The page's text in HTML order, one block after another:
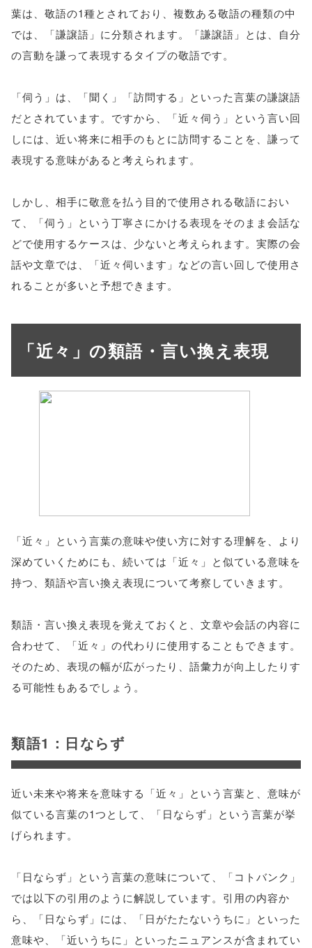
葉は、敬語の1種とされており、複数ある敬語の種類の中
では、「謙譲語」に分類されます。「謙譲語」とは、自分
の言動を謙って表現するタイプの敬語です。
「伺う」は、「聞く」「訪問する」といった言葉の謙譲語
だとされています。ですから、「近々伺う」という言い回
しには、近い将来に相手のもとに訪問することを、謙って
表現する意味があると考えられます。
しかし、相手に敬意を払う目的で使用される敬語におい
て、「伺う」という丁寧さにかける表現をそのまま会話な
どで使用するケースは、少ないと考えられます。実際の会
話や文章では、「近々伺います」などの言い回しで使用さ
れることが多いと予想できます。
「近々」の類語・言い換え表現
「近々」という言葉の意味や使い方に対する理解を、より
深めていくためにも、続いては「近々」と似ている意味を
持つ、類語や言い換え表現について考察していきます。
類語・言い換え表現を覚えておくと、文章や会話の内容に
合わせて、「近々」の代わりに使用することもできます。
そのため、表現の幅が広がったり、語彙力が向上したりす
る可能性もあるでしょう。
類語1：日ならず
近い未来や将来を意味する「近々」という言葉と、意味が
似ている言葉の1つとして、「日ならず」という言葉が挙
げられます。
「日ならず」という言葉の意味について、「コトバンク」
では以下の引用のように解説しています。引用の内容か
ら、「日ならず」には、「日がたたないうちに」といった
意味や、「近いうちに」といったニュアンスが含まれてい